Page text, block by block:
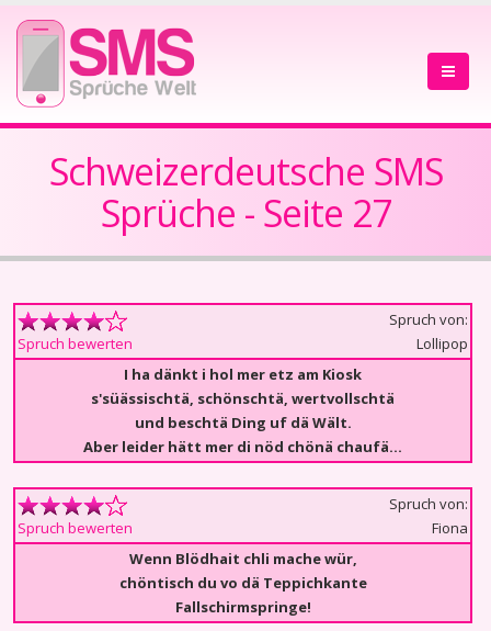
Schweizerdeutsche SMS
Sprüche - Seite 27
Spruch bewerten
Spruch von:
Lollipop
I ha dänkt i hol mer etz am Kiosk
s'süässischtä, schönschtä, wertvollschtä
und beschtä Ding uf dä Wält.
Aber leider hätt mer di nöd chönä chaufä...
Spruch bewerten
Spruch von:
Fiona
Wenn Blödhait chli mache wür,
chöntisch du vo dä Teppichkante
Fallschirmspringe!